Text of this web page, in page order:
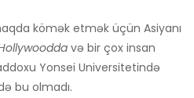
kömək etmək üçün Asiyanı
və bir çox insan
Yonsei Universitetində
bu olmadı.